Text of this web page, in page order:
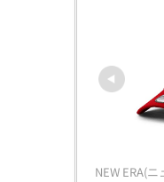
NEW ERA(